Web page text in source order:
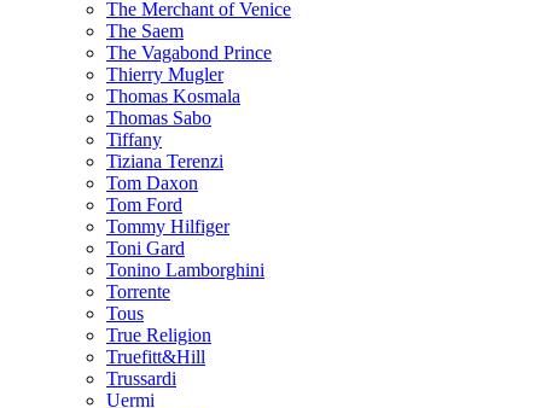
The Merchant of Venice
The Saem
The Vagabond Prince
Thierry Mugler
Thomas Kosmala
Thomas Sabo
Tiffany
Tiziana Terenzi
Tom Daxon
Tom Ford
Tommy Hilfiger
Toni Gard
Tonino Lamborghini
Torrente
Tous
True Religion
Truefitt&Hill
Trussardi
Uermi